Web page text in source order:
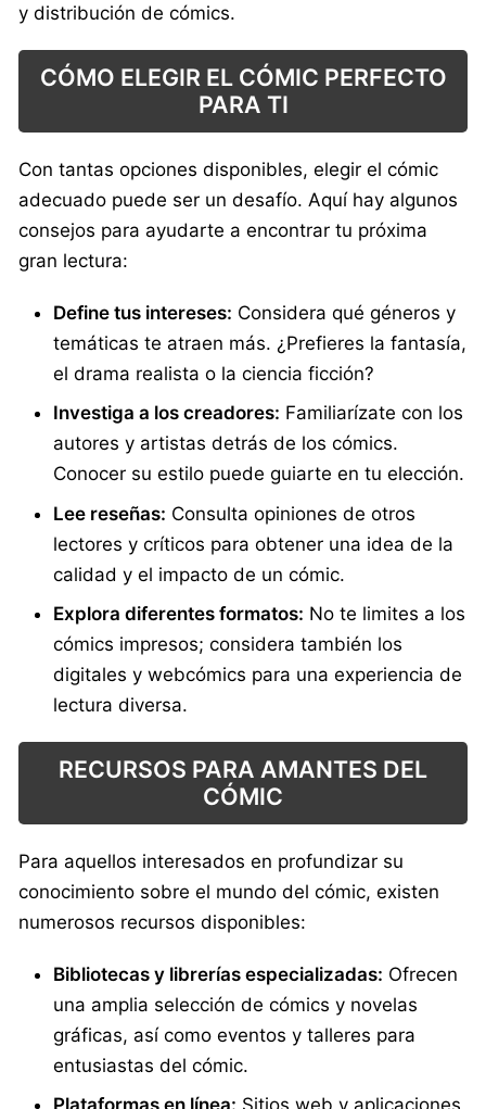
y distribución de cómics.
CÓMO ELEGIR EL CÓMIC PERFECTO
PARA TI
Con tantas opciones disponibles, elegir el cómic
adecuado puede ser un desafío. Aquí hay algunos
consejos para ayudarte a encontrar tu próxima
gran lectura:
Define tus intereses: Considera qué géneros y
temáticas te atraen más. ¿Prefieres la fantasía,
el drama realista o la ciencia ficción?
Investiga a los creadores: Familiarízate con los
autores y artistas detrás de los cómics.
Conocer su estilo puede guiarte en tu elección.
Lee reseñas: Consulta opiniones de otros
lectores y críticos para obtener una idea de la
calidad y el impacto de un cómic.
Explora diferentes formatos: No te limites a los
cómics impresos; considera también los
digitales y webcómics para una experiencia de
lectura diversa.
RECURSOS PARA AMANTES DEL
CÓMIC
Para aquellos interesados en profundizar su
conocimiento sobre el mundo del cómic, existen
numerosos recursos disponibles:
Bibliotecas y librerías especializadas: Ofrecen
una amplia selección de cómics y novelas
gráficas, así como eventos y talleres para
entusiastas del cómic.